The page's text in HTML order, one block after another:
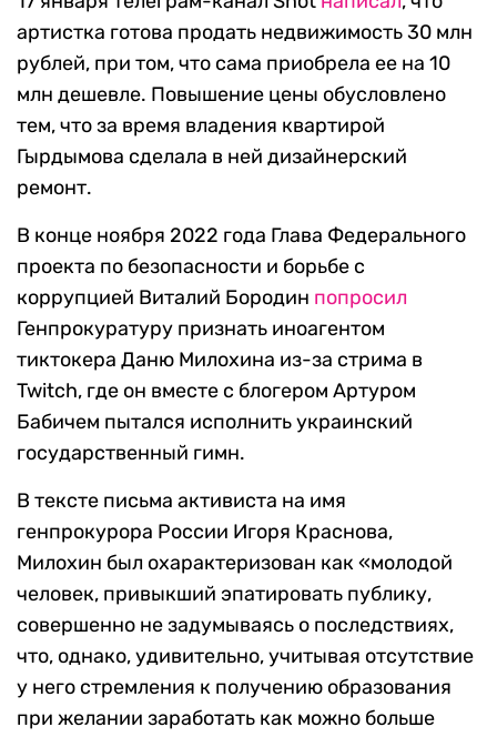
артистка готова продать недвижимость 30 млн
рублей, при том, что сама приобрела ее на 10
млн дешевле. Повышение цены обусловлено
тем, что за время владения квартирой
Гырдымова сделала в ней дизайнерский
ремонт.
В конце ноября 2022 года Глава Федерального
проекта по безопасности и борьбе с
коррупцией Виталий Бородин попросил
Генпрокуратуру признать иноагентом
тиктокера Даню Милохина из-за стрима в
Twitch, где он вместе с блогером Артуром
Бабичем пытался исполнить украинский
государственный гимн.
В тексте письма активиста на имя
генпрокурора России Игоря Краснова,
Милохин был охарактеризован как «молодой
человек, привыкший эпатировать публику,
совершенно не задумываясь о последствиях,
что, однако, удивительно, учитывая отсутствие
у него стремления к получению образования
при желании заработать как можно больше